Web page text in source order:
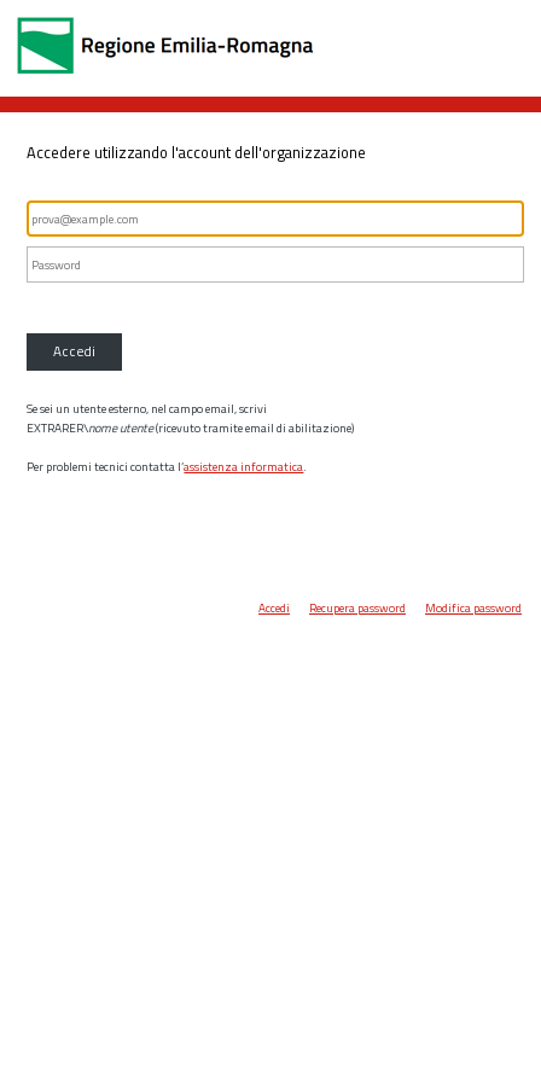
Accedere utilizzando l'account dell'organizzazione
Accedi
Se sei un utente esterno, nel campo email, scrivi
EXTRARER\nome utente(ricevuto tramite email di abilitazione)
Per problemi tecnici contatta l’assistenza informatica.
Accedi Recupera password Modifica password